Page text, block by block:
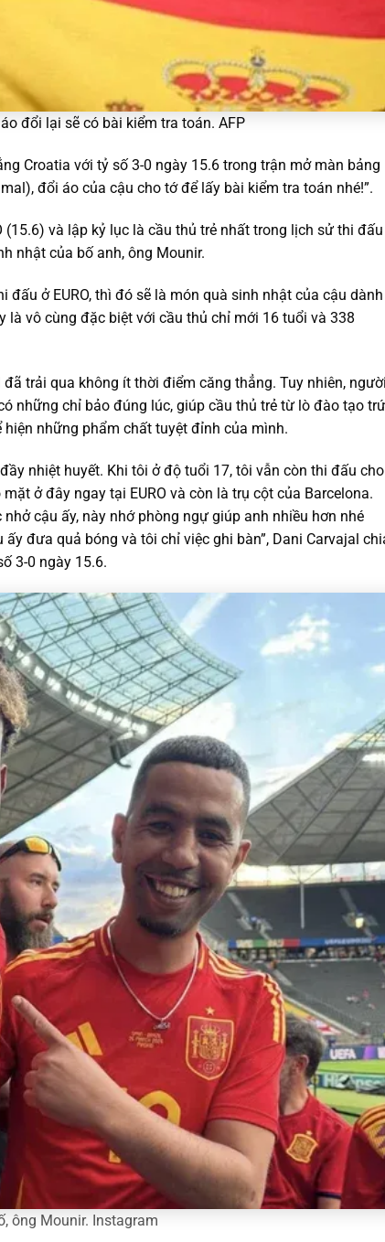
đổi lại sẽ có bài kiểm tra toán. AFP
Croatia với tỷ số 3-0 ngày 15.6 trong trận mở màn bảng
đổi áo của cậu cho tớ để lấy bài kiểm tra toán nhé!”.
và lập kỷ lục là cầu thủ trẻ nhất trong lịch sử thi đấu
nhật của bố anh, ông Mounir.
ở EURO, thì đó sẽ là món quà sinh nhật của cậu dành
là vô cùng đặc biệt với cầu thủ chỉ mới 16 tuổi và 338
trải qua không ít thời điểm căng thẳng. Tuy nhiên,
những chỉ bảo đúng lúc, giúp cầu thủ trẻ từ lò đào tạo trứ
những phẩm chất tuyệt đỉnh của mình.
nhiệt huyết. Khi tôi ở độ tuổi 17, tôi vẫn còn thi đấu cho
ở đây ngay tại EURO và còn là trụ cột của Barcelona.
cậu ấy, này nhớ phòng ngự giúp anh nhiều hơn nhé
đưa quả bóng và tôi chỉ việc ghi bàn”, Dani Carvajal
3-0 ngày 15.6.
ông Mounir. Instagram